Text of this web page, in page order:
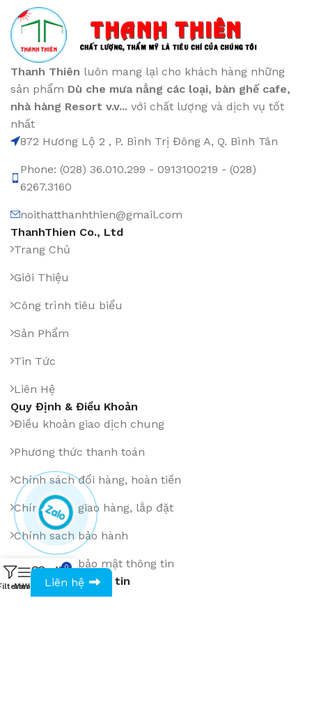
Thanh Thiên luôn mang lại cho khách hàng những
sản phẩm Dù che mưa nắng các loại, bàn ghế cafe,
nhà hàng Resort v.v... với chất lượng và dịch vụ tốt
nhất
872 Hương Lộ 2 , P. Bình Trị Đông A, Q. Bình Tân
Phone: (028) 36.010.299 - 0913100219 - (028)
6267.3160
noithatthanhthien@gmail.com
ThanhThien Co., Ltd
Trang Chủ
Giới Thiệu
Công trình tiêu biểu
Sản Phẩm
Tin Tức
Liên Hệ
Quy Định & Điều Khoản
Điều khoản giao dịch chung
Phương thức thanh toán
Chính sách đổi hàng, hoàn tiền
Chính sách giao hàng, lắp đặt
Chính sách bảo hành
Chính sách bảo mật thông tin
Đăng ký Email bản tin
MenuWishlist
Compare
0
Cart
Liên hệ
0943594386